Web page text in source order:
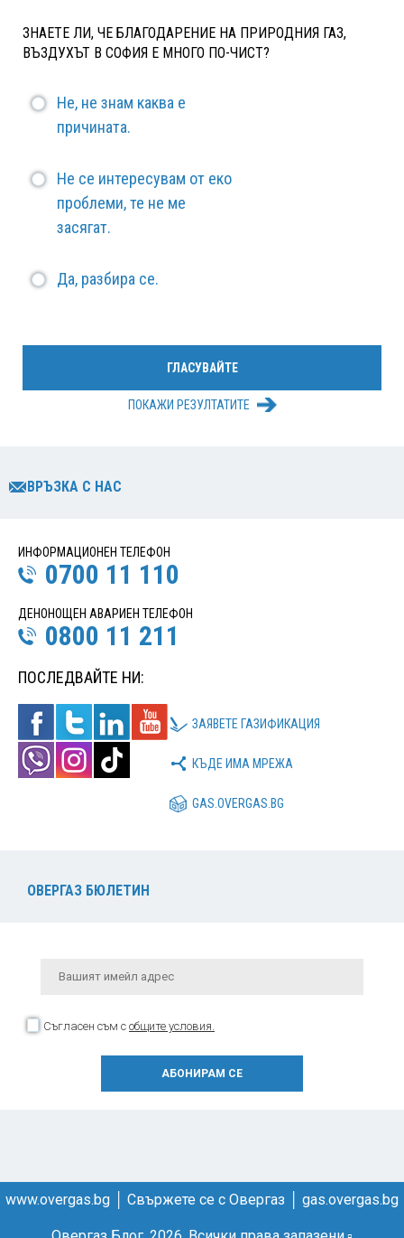
ЗНАЕТЕ ЛИ, ЧЕ БЛАГОДАРЕНИЕ НА ПРИРОДНИЯ ГАЗ,
ВЪЗДУХЪТ В СОФИЯ Е МНОГО ПО-ЧИСТ?
Не, не знам каква е
причината.
Не се интересувам от еко
проблеми, те не ме
засягат.
Да, разбира се.
ПОКАЖИ РЕЗУЛТАТИТЕ
ВРЪЗКА С НАС
ИНФОРМАЦИОНЕН ТЕЛЕФОН
0700 11 110
ДЕНОНОЩЕН АВАРИЕН ТЕЛЕФОН
0800 11 211
ПОСЛЕДВАЙТЕ НИ:
ЗАЯВЕТЕ ГАЗИФИКАЦИЯ
КЪДЕ ИМА МРЕЖА
GAS.OVERGAS.BG
ОВЕРГАЗ БЮЛЕТИН
Съгласен съм с общите условия.
www.overgas.bg Свържете се с Овергаз gas.overgas.bg